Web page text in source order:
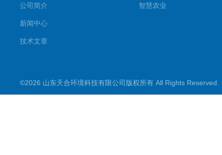
公司简介
新闻中心
技术文章
智慧农业
©2026 山东天合环境科技有限公司版权所有 All Rights